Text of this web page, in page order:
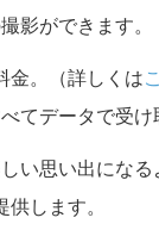
影ができます。
金。（詳しくは
てデータで受け
い思い出になる
します。